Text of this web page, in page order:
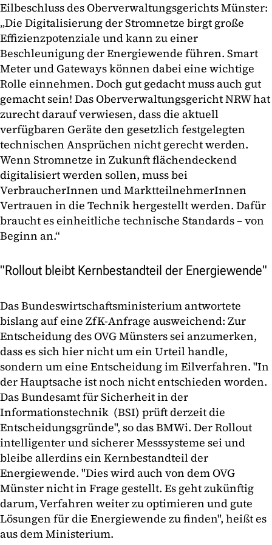
Eilbeschluss des Oberverwaltungsgerichts Münster:
„Die Digitalisierung der Stromnetze birgt große
Effizienzpotenziale und kann zu einer
Beschleunigung der Energiewende führen. Smart
Meter und Gateways können dabei eine wichtige
Rolle einnehmen. Doch gut gedacht muss auch gut
gemacht sein! Das Oberverwaltungsgericht NRW hat
zurecht darauf verwiesen, dass die aktuell
verfügbaren Geräte den gesetzlich festgelegten
technischen Ansprüchen nicht gerecht werden.
Wenn Stromnetze in Zukunft flächendeckend
digitalisiert werden sollen, muss bei
VerbraucherInnen und MarktteilnehmerInnen
Vertrauen in die Technik hergestellt werden. Dafür
braucht es einheitliche technische Standards – von
Beginn an.“
"Rollout bleibt Kernbestandteil der Energiewende"
Das Bundeswirtschaftsministerium antwortete
bislang auf eine ZfK-Anfrage ausweichend: Zur
Entscheidung des OVG Münsters sei anzumerken,
dass es sich hier nicht um ein Urteil handle,
sondern um eine Entscheidung im Eilverfahren. "In
der Hauptsache ist noch nicht entschieden worden.
Das Bundesamt für Sicherheit in der
Informationstechnik (BSI) prüft derzeit die
Entscheidungsgründe", so das BMWi. Der Rollout
intelligenter und sicherer Messsysteme sei und
bleibe allerdins ein Kernbestandteil der
Energiewende. "Dies wird auch von dem OVG
Münster nicht in Frage gestellt. Es geht zukünftig
darum, Verfahren weiter zu optimieren und gute
Lösungen für die Energiewende zu finden", heißt es
aus dem Ministerium.